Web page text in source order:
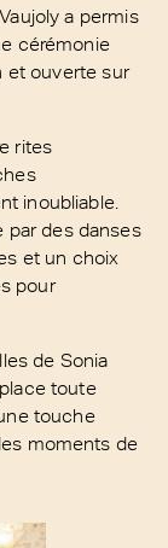
a permis
cérémonie
et ouverte sur
rites
inoubliable.
par des danses
et un choix
pour
de Sonia
toute
touche
moments de